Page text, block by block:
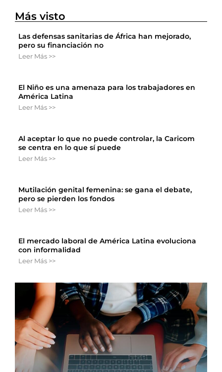
Más visto
Las defensas sanitarias de África han mejorado,
pero su financiación no
Leer Más >>
El Niño es una amenaza para los trabajadores en
América Latina
Leer Más >>
Al aceptar lo que no puede controlar, la Caricom
se centra en lo que sí puede
Leer Más >>
Mutilación genital femenina: se gana el debate,
pero se pierden los fondos
Leer Más >>
El mercado laboral de América Latina evoluciona
con informalidad
Leer Más >>